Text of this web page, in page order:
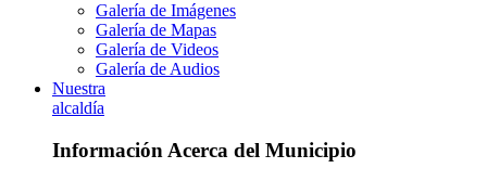
Galería de Imágenes
Galería de Mapas
Galería de Videos
Galería de Audios
Nuestra
alcaldía
Información Acerca del Municipio